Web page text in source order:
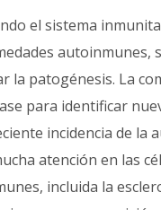
el sistema
autoinmunes,
la patogénesis. La
para identificar
incidencia de la
atención en las
incluida la